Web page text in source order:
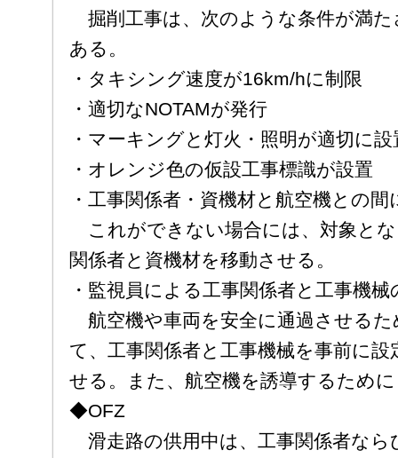
掘削工事は、次のような条件が満
ある。
・タキシング速度が16km/hに制限
・適切なNOTAMが発行
・マーキングと灯火・照明が適切に設
・オレンジ色の仮設工事標識が設置
・工事関係者・資機材と航空機との
これができない場合には、対象と
関係者と資機材を移動させる。
・監視員による工事関係者と工事機械
航空機や車両を安全に通過させるた
て、工事関係者と工事機械を事前に
せる。また、航空機を誘導するため
◆OFZ
滑走路の供用中は、工事関係者なら